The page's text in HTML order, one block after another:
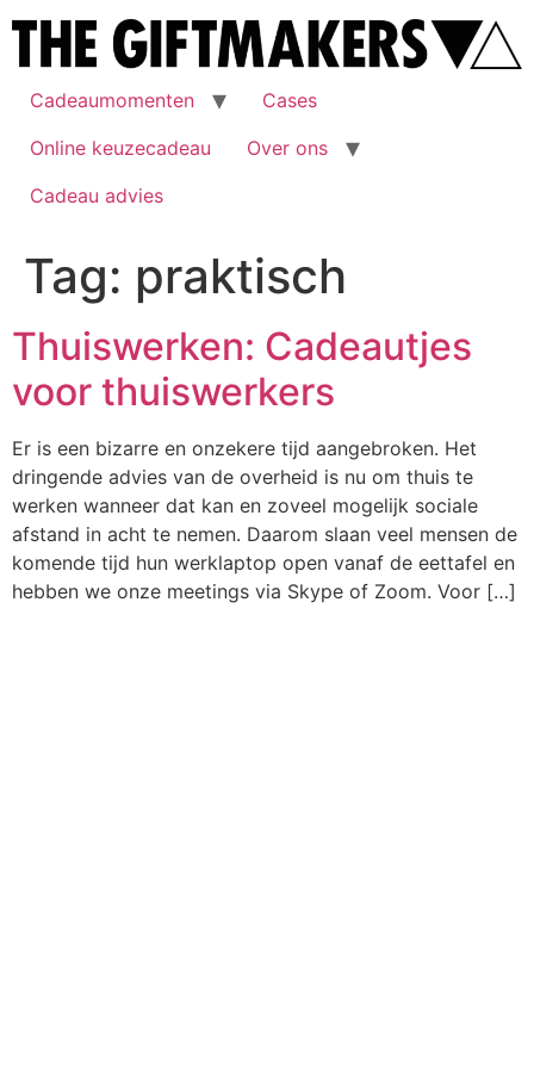
Cadeaumomenten
Cases
Online keuzecadeau
Over ons
Cadeau advies
Tag: praktisch
Thuiswerken: Cadeautjes
voor thuiswerkers
Er is een bizarre en onzekere tijd aangebroken. Het
dringende advies van de overheid is nu om thuis te
werken wanneer dat kan en zoveel mogelijk sociale
afstand in acht te nemen. Daarom slaan veel mensen de
komende tijd hun werklaptop open vanaf de eettafel en
hebben we onze meetings via Skype of Zoom. Voor […]